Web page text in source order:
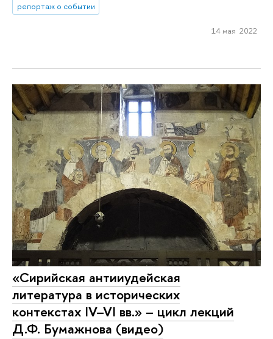
репортаж о событии
14 мая 2022
«Сирийская антииудейская
литература в исторических
контекстах IV–VI вв.» – цикл лекций
Д.Ф. Бумажнова (видео)